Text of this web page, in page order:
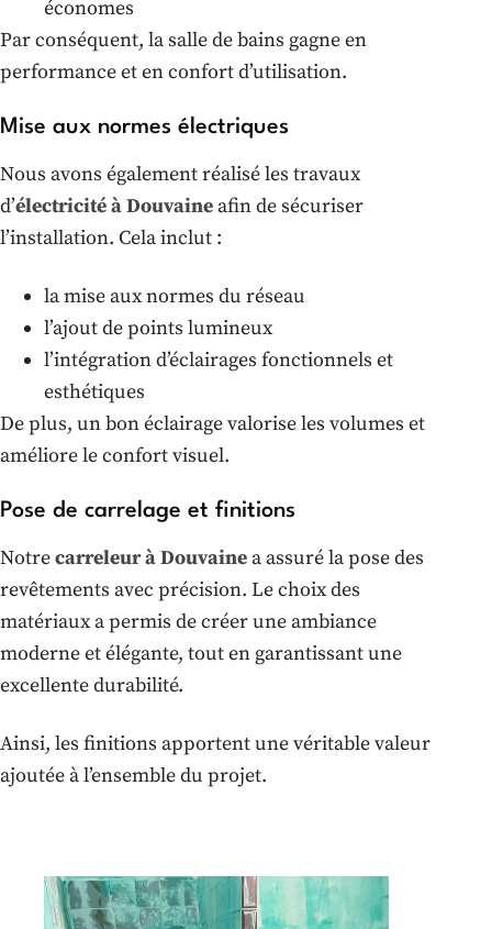
économes
Par conséquent, la salle de bains gagne en
performance et en confort d’utilisation.
Mise aux normes électriques
Nous avons également réalisé les travaux
d’électricité à Douvaine afin de sécuriser
l’installation. Cela inclut :
la mise aux normes du réseau
l’ajout de points lumineux
l’intégration d’éclairages fonctionnels et
esthétiques
De plus, un bon éclairage valorise les volumes et
améliore le confort visuel.
Pose de carrelage et finitions
Notrecarreleur à Douvaine a assuré la pose des
revêtements avec précision. Le choix des
matériaux a permis de créer une ambiance
moderne et élégante, tout en garantissant une
excellente durabilité.
Ainsi, les finitions apportent une véritable valeur
ajoutée à l’ensemble du projet.